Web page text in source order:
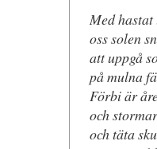
Med hastat
oss solen
att uppgå
på mulna
Förbi är
och
och täta